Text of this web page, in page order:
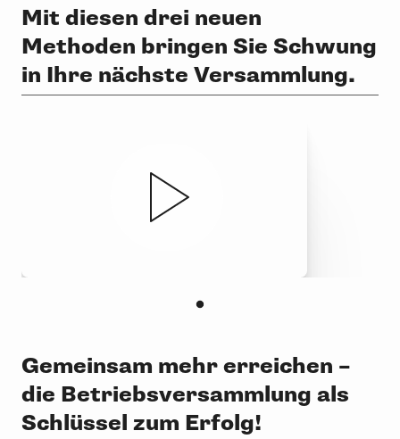
Mit diesen drei neuen
Methoden bringen Sie Schwung
in Ihre nächste Versammlung.
Gemeinsam mehr erreichen –
die Betriebsversammlung als
Schlüssel zum Erfolg!